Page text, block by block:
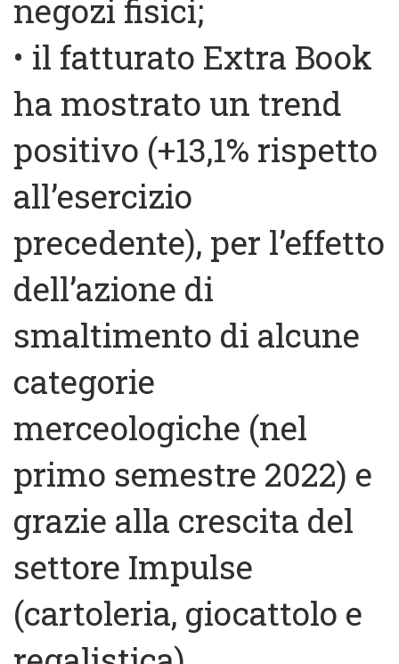
negozi fisici;
• il fatturato Extra Book
ha mostrato un trend
positivo (+13,1% rispetto
all’esercizio
precedente), per l’effetto
dell’azione di
smaltimento di alcune
categorie
merceologiche (nel
primo semestre 2022) e
grazie alla crescita del
settore Impulse
(cartoleria, giocattolo e